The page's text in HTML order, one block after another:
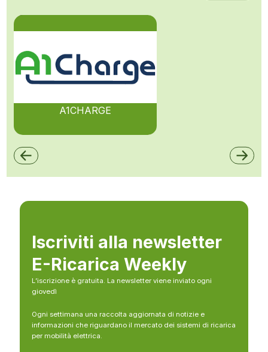
A1CHARGE
Iscriviti alla newsletter
E-Ricarica Weekly
L’iscrizione è gratuita. La newsletter viene inviato ogni
giovedì
Ogni settimana una raccolta aggiornata di notizie e
informazioni che riguardano il mercato dei sistemi di ricarica
per mobilità elettrica.